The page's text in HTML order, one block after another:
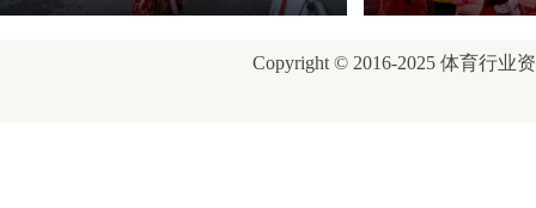
Copyright © 2016-2025 体育行业